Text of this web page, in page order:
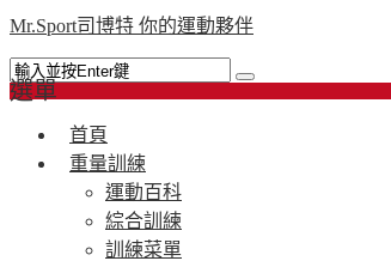
Mr.Sport司博特 你的運動夥伴
選單
首頁
重量訓練
運動百科
綜合訓練
訓練菜單